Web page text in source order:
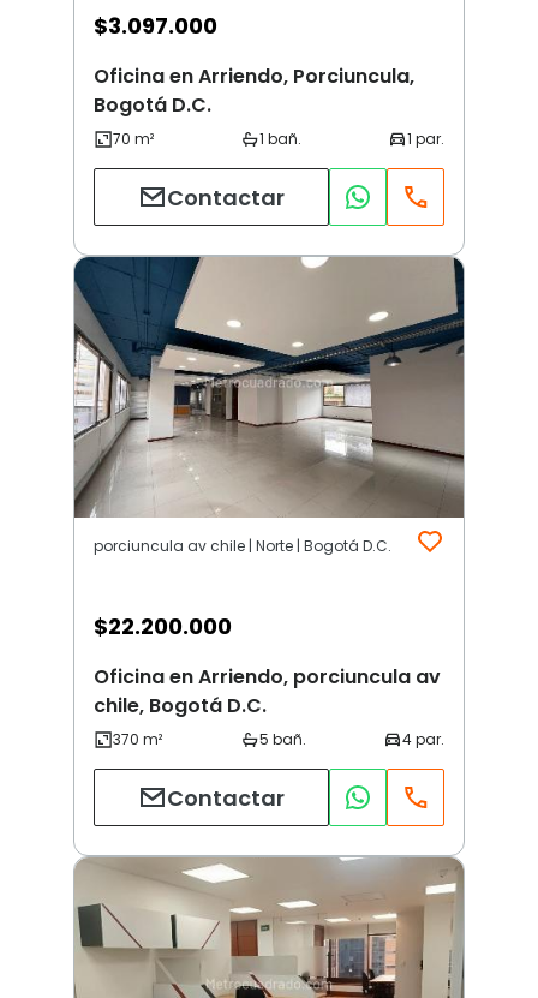
$3.097.000
Oficina en Arriendo, Porciuncula,
Bogotá D.C.
Contactar
porciuncula av chile | Norte | Bogotá D.C.
$22.200.000
Oficina en Arriendo, porciuncula av
chile, Bogotá D.C.
Contactar